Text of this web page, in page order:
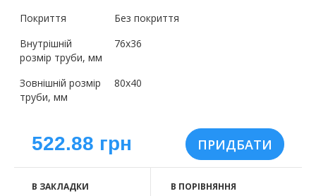
Покриття
Без покриття
Внутрішній
розмір труби, мм
76х36
Зовнішній розмір
труби, мм
80х40
522.88 грн
В ЗАКЛАДКИ В ПОРІВНЯННЯ